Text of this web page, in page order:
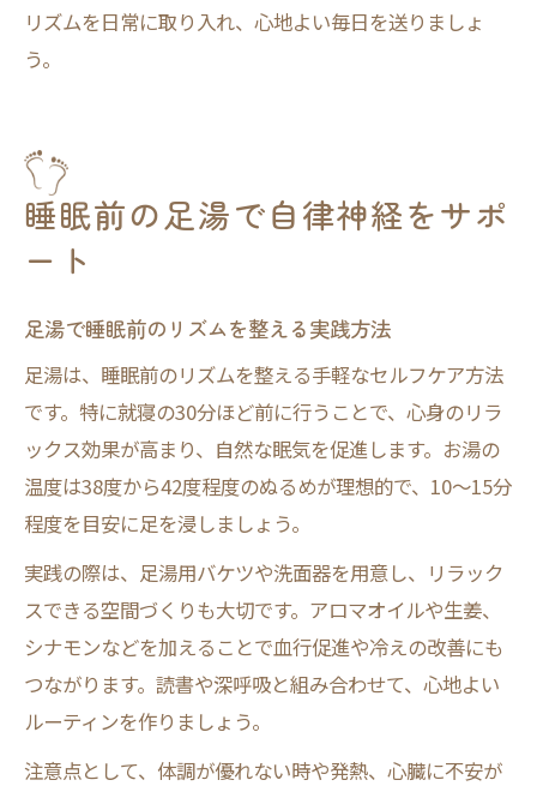
リズムを日常に取り入れ、心地よい毎日を送りましょ
う。
睡眠前の足湯で自律神経をサポ
ート
足湯で睡眠前のリズムを整える実践方法
足湯は、睡眠前のリズムを整える手軽なセルフケア方法
です。特に就寝の30分ほど前に行うことで、心身のリラ
ックス効果が高まり、自然な眠気を促進します。お湯の
温度は38度から42度程度のぬるめが理想的で、10〜15分
程度を目安に足を浸しましょう。
実践の際は、足湯用バケツや洗面器を用意し、リラック
スできる空間づくりも大切です。アロマオイルや生姜、
シナモンなどを加えることで血行促進や冷えの改善にも
つながります。読書や深呼吸と組み合わせて、心地よい
ルーティンを作りましょう。
注意点として、体調が優れない時や発熱、心臓に不安が